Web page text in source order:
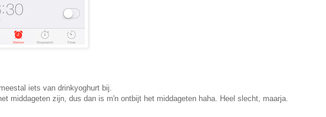
iets van drinkyoghurt bij.
middageten zijn, dus dan is m'n ontbijt het middageten haha. Heel slecht, maarja.